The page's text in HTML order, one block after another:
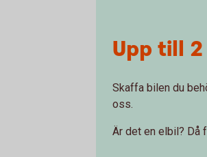
Upp till
Skaffa bilen du
oss.
Är det en elbil? Då